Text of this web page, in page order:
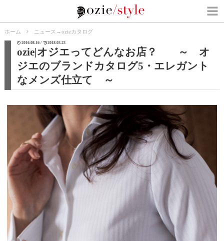
ホーム ニュース →ozieカタログ
2016.08.16 / 2018.03.23
ozie|オジエってどんなお店？ ～ オ
ジエのブランドカタログ5・エレガント
なメンズ仕立て ～